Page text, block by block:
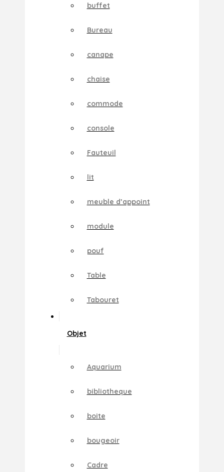
buffet
Bureau
canape
chaise
commode
console
Fauteuil
lit
meuble d’appoint
module
pouf
Table
Tabouret
Objet
Aquarium
bibliotheque
boite
bougeoir
Cadre